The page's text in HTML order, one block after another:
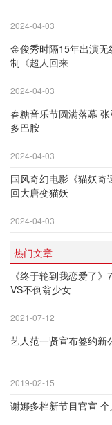
2024-04-03
金俊秀时隔15年出演
制《超人回来
2024-04-03
春糖音乐节圆满落幕
多巴胺
2024-04-03
国风奇幻电影《猫妖
回大唐变猫妖
2024-04-03
热门文章
《终于轮到我恋爱了
VS不倒翁少女
2021-07-12
艺人范一贤宣布签约新
2019-02-15
谢娜多档新节目官宣